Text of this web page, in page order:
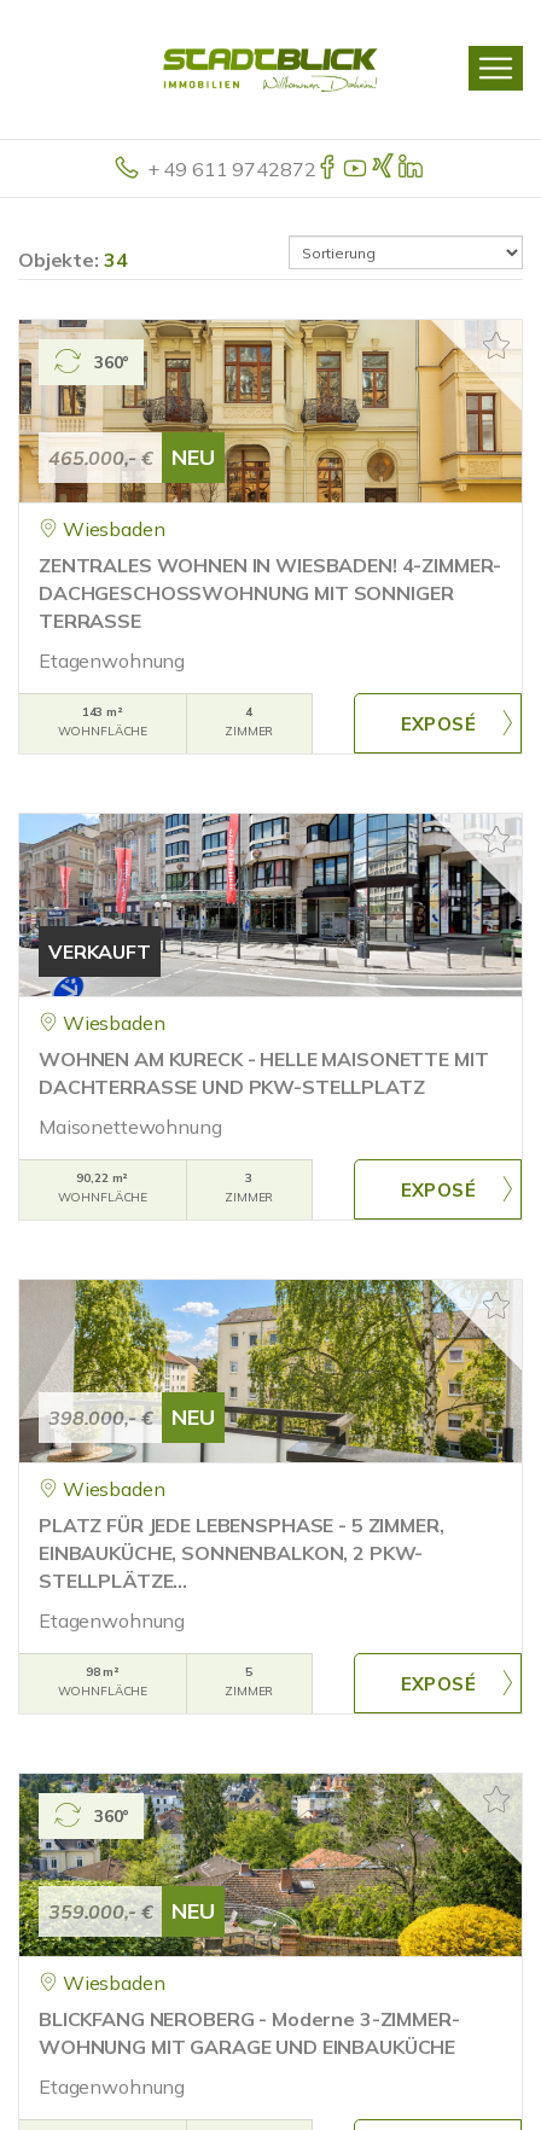
+ 49 611 9742872
Objekte: 34
465.000,- € NEU
360°
Wiesbaden
ZENTRALES WOHNEN IN WIESBADEN! 4-ZIMMER-
DACHGESCHOSSWOHNUNG MIT SONNIGER
TERRASSE
Etagenwohnung
143 m²
WOHNFLÄCHE
4
ZIMMER
VERKAUFT
Wiesbaden
WOHNEN AM KURECK - HELLE MAISONETTE MIT
DACHTERRASSE UND PKW-STELLPLATZ
Maisonettewohnung
90,22 m²
WOHNFLÄCHE
3
ZIMMER
398.000,- € NEU
Wiesbaden
PLATZ FÜR JEDE LEBENSPHASE - 5 ZIMMER,
EINBAUKÜCHE, SONNENBALKON, 2 PKW-
STELLPLÄTZE...
Etagenwohnung
98 m²
WOHNFLÄCHE
5
ZIMMER
359.000,- € NEU
360°
Wiesbaden
BLICKFANG NEROBERG - Moderne 3-ZIMMER-
WOHNUNG MIT GARAGE UND EINBAUKÜCHE
Etagenwohnung